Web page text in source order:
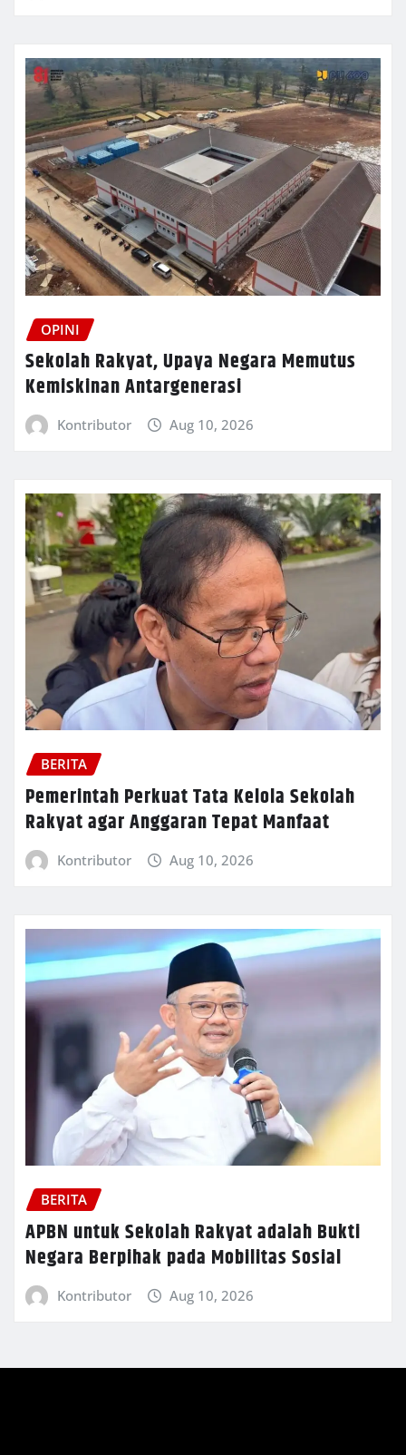
OPINI
Sekolah Rakyat, Upaya Negara Memutus
Kemiskinan Antargenerasi
Kontributor Aug 10, 2026
BERITA
Pemerintah Perkuat Tata Kelola Sekolah
Rakyat agar Anggaran Tepat Manfaat
Kontributor Aug 10, 2026
BERITA
APBN untuk Sekolah Rakyat adalah Bukti
Negara Berpihak pada Mobilitas Sosial
Kontributor Aug 10, 2026